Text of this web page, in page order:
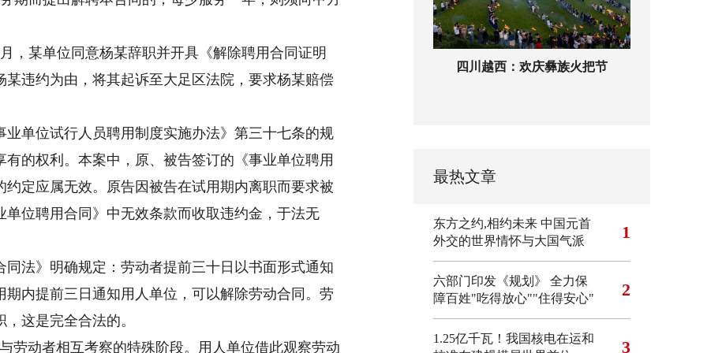
某单位同意杨某辞职并开具《解除聘用合同证明
违约为由，将其起诉至大足区法院，要求杨某赔偿
位试行人员聘用制度实施办法》第三十七条的规
的权利。本案中，原、被告签订的《事业单位聘用
定应属无效。原告因被告在试用期内离职而要求被
位聘用合同》中无效条款而收取违约金，于法无
》明确规定：劳动者提前三十日以书面形式通知
内提前三日通知用人单位，可以解除劳动合同。劳
这是完全合法的。
动者相互考察的特殊阶段。用人单位借此观察劳动
四川越西：欢庆彝族火把节
最热文章
东方之约,相约未来 中国元首
外交的世界情怀与大国气派
1
六部门印发《规划》 全力保
障百姓"吃得放心""住得安心"
2
1.25亿千瓦！我国核电在运和
3